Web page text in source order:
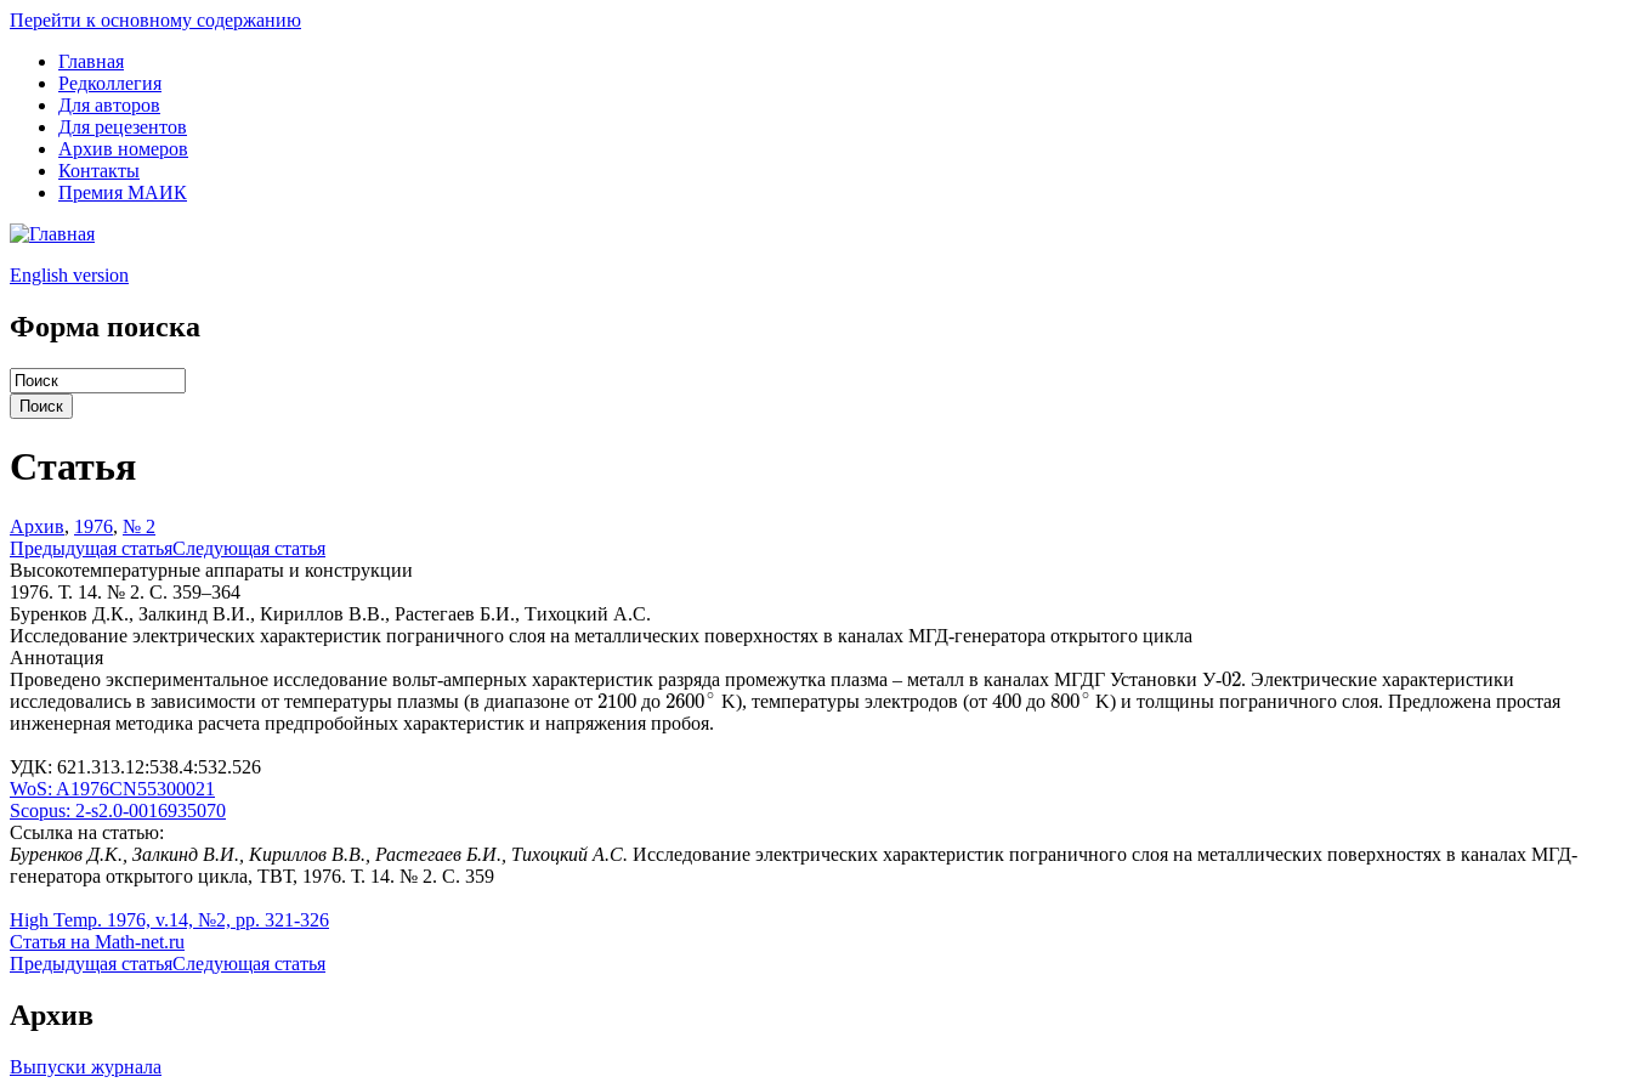
Перейти к основному содержанию
Главная
Редколлегия
Для авторов
Для рецезентов
Архив номеров
Контакты
Премия МАИК
English version
Форма поиска
Статья
Архив, 1976, № 2
Предыдущая статьяСледующая статья
Высокотемпературные аппараты и конструкции
1976. Т. 14. № 2. С. 359–364
Буренков Д.К., Залкинд В.И., Кириллов В.В., Растегаев Б.И., Тихоцкий А.С.
Исследование электрических характеристик пограничного слоя на металлических поверхностях в каналах МГД-генератора открытого цикла
Аннотация
Проведено экспериментальное исследование вольт-амперных характеристик разряда промежутка плазма – металл в каналах МГДГ Установки У-02
02. Электрические характеристики
исследовались в зависимости от температуры плазмы (в диапазоне от 2100
2100 до 2600∘
2600∘ K), температуры электродов (от 400
400 до800∘
800∘ K) и толщины пограничного слоя. Предложена простая
инженерная методика расчета предпробойных характеристик и напряжения пробоя.
УДК: 621.313.12:538.4:532.526
WoS: A1976CN55300021
Scopus: 2-s2.0-0016935070
Ссылка на статью:
Буренков Д.К., Залкинд В.И., Кириллов В.В., Растегаев Б.И., Тихоцкий А.С. Исследование электрических характеристик пограничного слоя на металлических поверхностях в каналах МГД-
генератора открытого цикла, ТВТ, 1976. Т. 14. № 2. С. 359
High Temp. 1976, v.14, №2, pp. 321-326
Статья на Math-net.ru
Предыдущая статьяСледующая статья
Архив
Выпуски журнала